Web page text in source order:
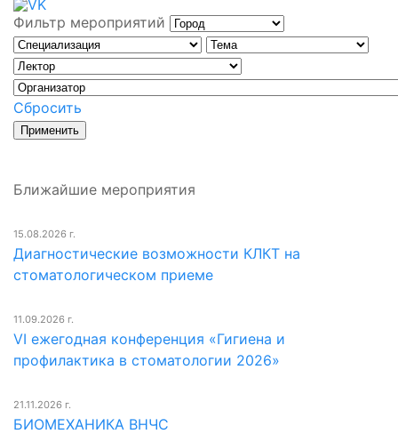
Фильтр мероприятий
Сбросить
Ближайшие мероприятия
15.08.2026 г.
Диагностические возможности КЛКТ на
стоматологическом приеме
11.09.2026 г.
VI ежегодная конференция «Гигиена и
профилактика в стоматологии 2026»
21.11.2026 г.
БИОМЕХАНИКА ВНЧС